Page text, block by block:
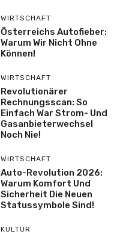
WIRTSCHAFT
Österreichs Autofieber:
Warum Wir Nicht Ohne
Können!
WIRTSCHAFT
Revolutionärer
Rechnungsscan: So
Einfach War Strom- Und
Gasanbieterwechsel
Noch Nie!
WIRTSCHAFT
Auto-Revolution 2026:
Warum Komfort Und
Sicherheit Die Neuen
Statussymbole Sind!
KULTUR